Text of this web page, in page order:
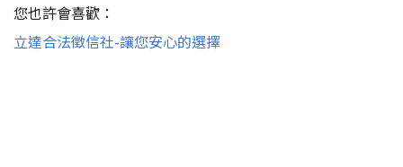
您也許會喜歡：
立達合法徵信社-讓您安心的選擇